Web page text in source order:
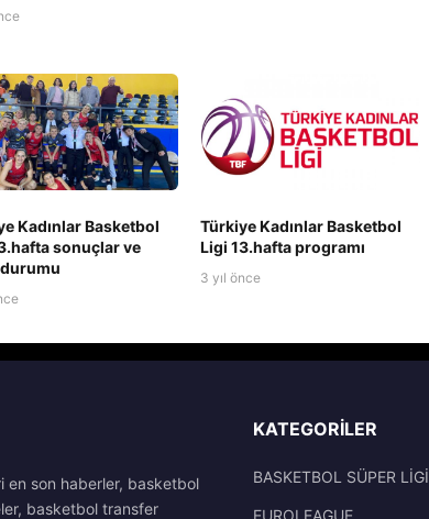
Kadınlar Basketbol
sonuçlar ve
Türkiye Kadınlar Basketbol
Ligi 13.hafta programı
3 yıl önce
en son haberler, basketbol
basketbol transfer
KATEGORILER
BASKETBOL SÜPER LİGİ
EUROLEAGUE